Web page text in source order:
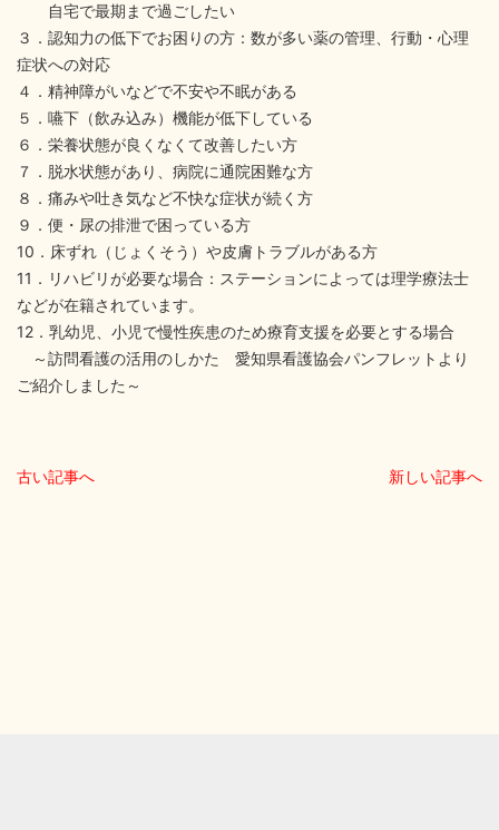
自宅で最期まで過ごしたい
３．認知力の低下でお困りの方：数が多い薬の管理、行動・心理
症状への対応
４．精神障がいなどで不安や不眠がある
５．嚥下（飲み込み）機能が低下している
６．栄養状態が良くなくて改善したい方
７．脱水状態があり、病院に通院困難な方
８．痛みや吐き気など不快な症状が続く方
９．便・尿の排泄で困っている方
10．床ずれ（じょくそう）や皮膚トラブルがある方
11．リハビリが必要な場合：ステーションによっては理学療法士
などが在籍されています。
12．乳幼児、小児で慢性疾患のため療育支援を必要とする場合
～訪問看護の活用のしかた 愛知県看護協会パンフレットより
ご紹介しました～
古い記事へ 新しい記事へ